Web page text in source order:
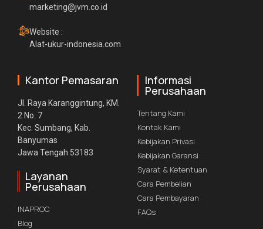
marketing@jvm.co.id
Website :
Alat-ukur-indonesia.com
Kantor Pemasaran
Jl. Raya Karanggintung, KM.
2 No. 7
Kec. Sumbang, Kab.
Banyumas
Jawa Tengah 53183
Layanan
Perusahaan
INAPROC
Blog
Informasi
Perusahaan
Tentang Kami
Kontak Kami
Kebijakan Privasi
Kebijakan Garansi
Syarat & Ketentuan
Cara Pembelian
Cara Pembayaran
FAQs